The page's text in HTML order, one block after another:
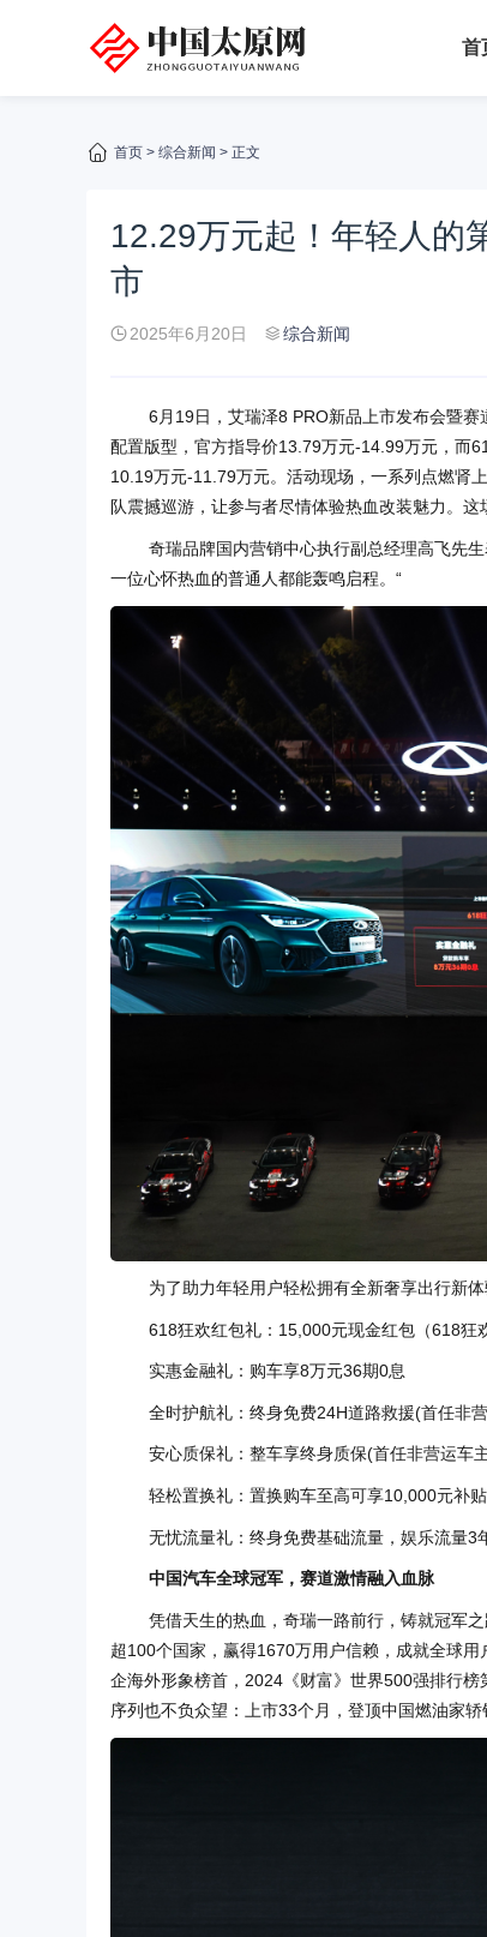
首
首页 > 综合新闻 > 正文
12.29万元起！年轻人的
市
2025年6月20日 综合新闻
6月19日，艾瑞泽8 PRO新品上市发布会暨
配置版型，官方指导价13.79万元-14.99万元，而
10.19万元-11.79万元。活动现场，一系列点燃肾
队震撼巡游，让参与者尽情体验热血改装魅力。
奇瑞品牌国内营销中心执行副总经理高飞先
一位心怀热血的普通人都能轰鸣启程。“
为了助力年轻用户轻松拥有全新奢享出行新
618狂欢红包礼：15,000元现金红包（618狂
实惠金融礼：购车享8万元36期0息
全时护航礼：终身免费24H道路救援(首任非
安心质保礼：整车享终身质保(首任非营运车
轻松置换礼：置换购车至高可享10,000元补贴
无忧流量礼：终身免费基础流量，娱乐流量3
中国汽车全球冠军 ，赛道激情融入血脉
凭借天生的热血，奇瑞一路前行，铸就冠军
超100个国家，赢得1670万用户信赖，成就全球
企海外形象榜首，2024《财富》世界500强排行
序列也不负众望：上市33个月，登顶中国燃油家